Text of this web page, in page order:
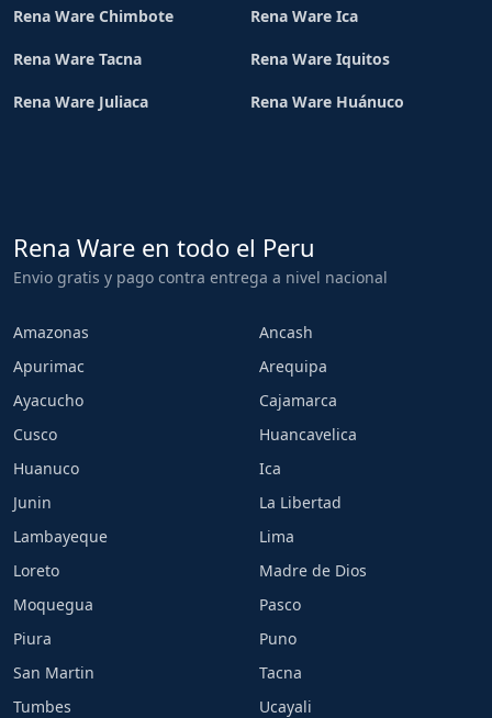
Rena Ware Chimbote Rena Ware Ica
Rena Ware Tacna Rena Ware Iquitos
Rena Ware Juliaca Rena Ware Huánuco
Rena Ware en todo el Peru
Envio gratis y pago contra entrega a nivel nacional
Amazonas
Ancash
Apurimac
Arequipa
Ayacucho
Cajamarca
Cusco
Huancavelica
Huanuco
Ica
Junin
La Libertad
Lambayeque
Lima
Loreto
Madre de Dios
Moquegua
Pasco
Piura
Puno
San Martin
Tacna
Tumbes
Ucayali